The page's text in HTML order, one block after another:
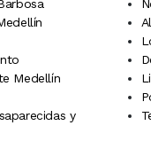
Medellín
y